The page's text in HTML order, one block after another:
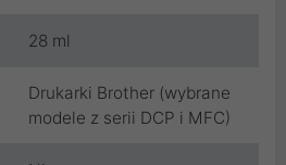
28 ml
Drukarki Brother (wybrane
modele z serii DCP i MFC)